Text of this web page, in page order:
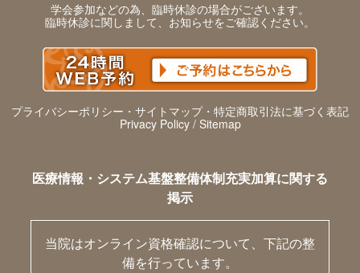
学会参加などの為、臨時休診の場合がございます。
臨時休診に関しまして、お知らせをご確認ください。
プライバシーポリシー・サイトマップ・特定商取引法に基づく表記
Privacy Policy / Sitemap
医療情報・システム基盤整備体制充実加算に関する
掲示
当院はオンライン資格確認について、下記の整
備を行っています。